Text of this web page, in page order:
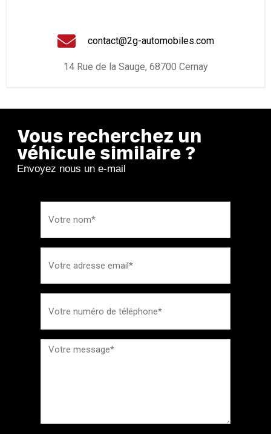
contact@2g-automobiles.com
14 Rue de la Sauge, 68700 Cernay
Vous recherchez un
véhicule similaire ?
Envoyez nous un e-mail